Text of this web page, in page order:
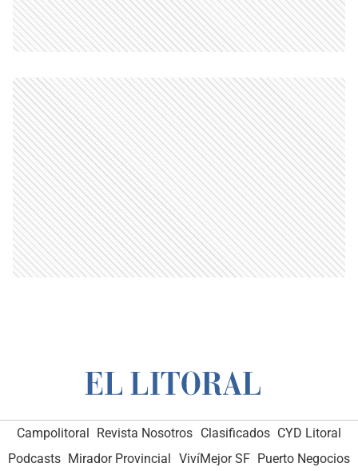
Campolitoral Revista Nosotros Clasificados CYD Litoral
Podcasts Mirador Provincial VivíMejor SF Puerto Negocios